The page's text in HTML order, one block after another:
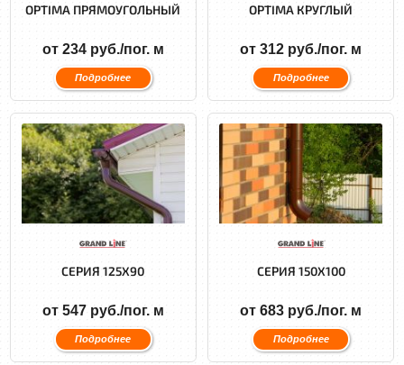
OPTIMA ПРЯМОУГОЛЬНЫЙ
от 234 руб./пог. м
Подробнее
OPTIMA КРУГЛЫЙ
от 312 руб./пог. м
Подробнее
СЕРИЯ 125X90
от 547 руб./пог. м
Подробнее
СЕРИЯ 150X100
от 683 руб./пог. м
Подробнее